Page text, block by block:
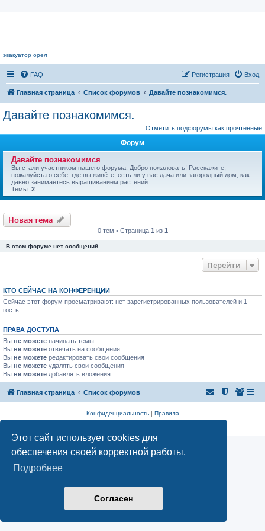
Этот сайт использует cookies для
обеспечения своей корректной работы.
Подробнее
Согласен
эвакуатор орел
FAQ Вход
Регистрация
Главная страница Список форумов Давайте познакомимся.
Давайте познакомимся.
Отметить подфорумы как прочтённые
Форум
Давайте познакомимся
Вы стали участником нашего форума. Добро пожаловать! Расскажите,
пожалуйста о себе: где вы живёте, есть ли у вас дача или загородный дом, как
давно занимаетесь выращиванием растений.
Темы: 2
Новая тема
0 тем • Страница 1 из 1
В этом форуме нет сообщений.
Перейти
КТО СЕЙЧАС НА КОНФЕРЕНЦИИ
Сейчас этот форум просматривают: нет зарегистрированных пользователей и 1
гость
ПРАВА ДОСТУПА
Вы не можете начинать темы
Вы не можете отвечать на сообщения
Вы не можете редактировать свои сообщения
Вы не можете удалять свои сообщения
Вы не можете добавлять вложения
Главная страница Список форумов
Конфиденциальность| Правила